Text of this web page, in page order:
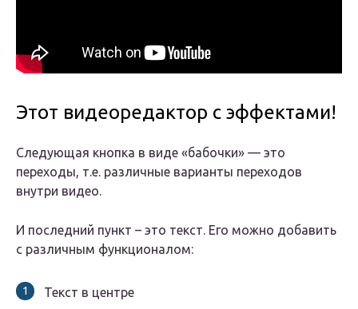
Этот видеоредактор с эффектами!
Следующая кнопка в виде «бабочки» — это
переходы, т.е. различные варианты переходов
внутри видео.
И последний пункт – это текст. Его можно добавить
с различным функционалом:
Текст в центре